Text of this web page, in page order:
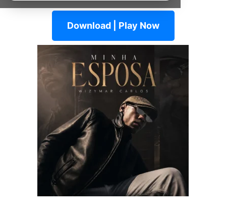
Download | Play Now